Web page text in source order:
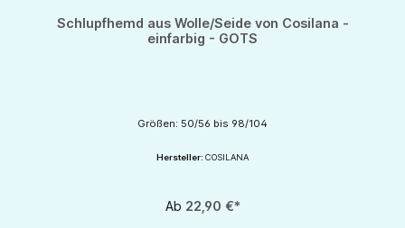
Schlupfhemd aus Wolle/Seide von Cosilana -
einfarbig - GOTS
Größen: 50/56 bis 98/104
Hersteller: COSILANA
Ab 22,90 €*